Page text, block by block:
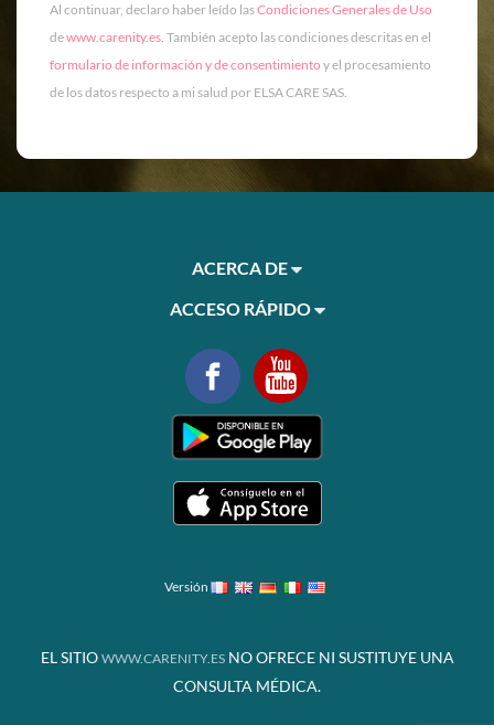
Al continuar, declaro haber leído lasCondiciones Generales de Uso
dewww.carenity.es. También acepto las condiciones descritas en el
formulario de información y de consentimiento y el procesamiento
de los datos respecto a mi salud por ELSA CARE SAS.
ACERCA DE
ACCESO RÁPIDO
Versión
EL SITIO WWW.CARENITY.ESNO OFRECE NI SUSTITUYE UNA
CONSULTA MÉDICA.